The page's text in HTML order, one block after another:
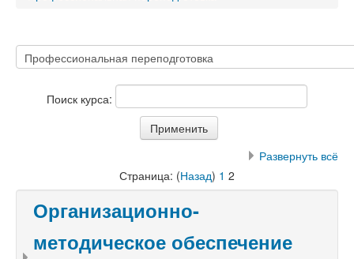
Поиск курса:
Развернуть всё
Страница: (Назад) 1 2
Организационно-
методическое обеспечение